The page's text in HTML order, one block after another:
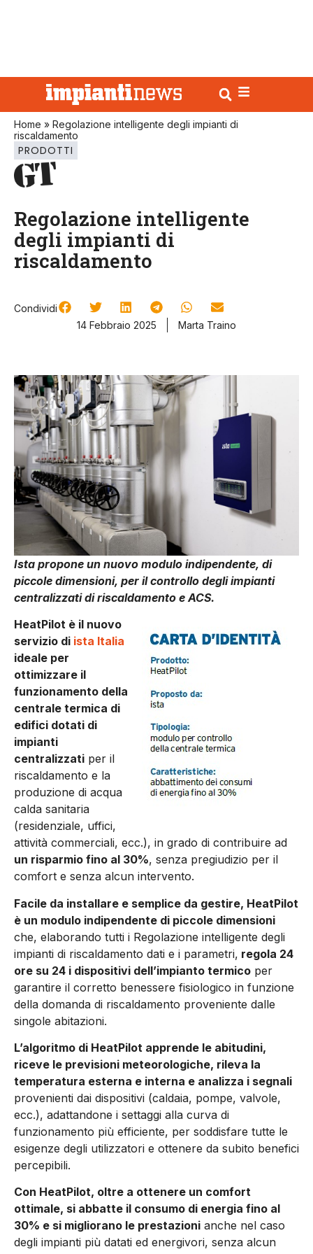
Home » Regolazione intelligente degli impianti di
riscaldamento
PRODOTTI
Regolazione intelligente
degli impianti di
riscaldamento
Condividi
14 Febbraio 2025
Marta Traino
Ista propone un nuovo modulo indipendente, di
piccole dimensioni, per il controllo degli impianti
centralizzati di riscaldamento e ACS.
HeatPilot è il nuovo
servizio di ista Italia
ideale per
ottimizzare il
funzionamento della
centrale termica di
edifici dotati di
impianti
centralizzati per il
riscaldamento e la
produzione di acqua
calda sanitaria
(residenziale, uffici,
attività commerciali, ecc.), in grado di contribuire ad
un risparmio fino al 30%, senza pregiudizio per il
comfort e senza alcun intervento.
Facile da installare e semplice da gestire, HeatPilot
è un modulo indipendente di piccole dimensioni
che, elaborando tutti i Regolazione intelligente degli
impianti di riscaldamento dati e i parametri, regola 24
ore su 24 i dispositivi dell’impianto termico per
garantire il corretto benessere fisiologico in funzione
della domanda di riscaldamento proveniente dalle
singole abitazioni.
L’algoritmo di HeatPilot apprende le abitudini,
riceve le previsioni meteorologiche, rileva la
temperatura esterna e interna e analizza i segnali
provenienti dai dispositivi (caldaia, pompe, valvole,
ecc.), adattandone i settaggi alla curva di
funzionamento più efficiente, per soddisfare tutte le
esigenze degli utilizzatori e ottenere da subito benefici
percepibili.
Con HeatPilot, oltre a ottenere un comfort
ottimale, si abbatte il consumo di energia fino al
30% e si migliorano le prestazioni anche nel caso
degli impianti più datati ed energivori, senza alcun